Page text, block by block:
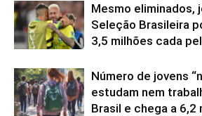
Mesmo eliminados,
Seleção Brasileira
3,5 milhões cada
Número de jovens
estudam nem
Brasil e chega a 6,2